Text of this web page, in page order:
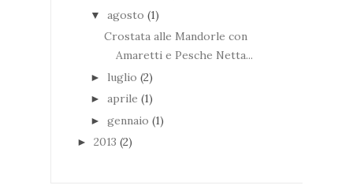
▼ agosto (1)
Crostata alle Mandorle con
Amaretti e Pesche Netta...
► luglio (2)
► aprile (1)
► gennaio (1)
► 2013 (2)